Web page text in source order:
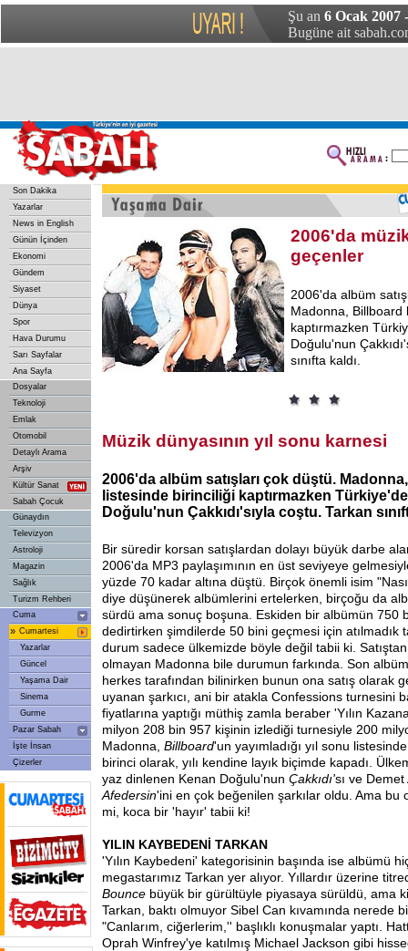
Şu an 6 Ocak 2007
Bugüne ait
Son Dakika
Yazarlar
News in English
Günün İçinden
Ekonomi
Gündem
Siyaset
Dünya
Spor
Hava Durumu
Sarı Sayfalar
Ana Sayfa
Dosyalar
Teknoloji
Emlak
Otomobil
Detaylı Arama
Arşiv
Kültür Sanat
Sabah Çocuk
Günaydın
Televizyon
Astroloji
Magazin
Sağlık
Turizm Rehberi
Cuma
» Cumartesi
Yazarlar
Güncel
Yaşama Dair
Sinema
Gurme
Pazar Sabah
İşte İnsan
Çizerler
2006'da
geçenler
2006'da albüm
Madonna, Billboard
kaptırmazken
Doğulu'nun
sınıfta kaldı.
Müzik dünyasının yıl sonu karnesi
2006'da albüm satışları çok düştü.
listesinde birinciliği kaptırmazken
Doğulu'nun Çakkıdı'sıyla coştu. Tarkan
Bir süredir korsan satışlardan dolayı büyük darbe
2006'da MP3 paylaşımının en üst seviyeye
yüzde 70 kadar altına düştü. Birçok önemli isim
diye düşünerek albümlerini ertelerken, birçoğu da
sürdü ama sonuç boşuna. Eskiden bir albümün 750
dedirtirken şimdilerde 50 bini geçmesi için atılmadık
durum sadece ülkemizde böyle değil tabii ki.
olmayan Madonna bile durumun farkında. Son
herkes tarafından bilinirken bunun ona satış olarak
uyanan şarkıcı, ani bir atakla Confessions turnesini
fiyatlarına yaptığı müthiş zamla beraber 'Yılın
milyon 208 bin 957 kişinin izlediği turnesiyle 200
Madonna, Billboard'un yayımladığı yıl sonu
birinci olarak, yılı kendine layık biçimde kapadı.
yaz dinlenen Kenan Doğulu'nun Çakkıdı'sı ve Demet
Afedersin'ini en çok beğenilen şarkılar oldu. Ama bu
mi, koca bir 'hayır' tabii ki!
YILIN KAYBEDENİ TARKAN
'Yılın Kaybedeni' kategorisinin başında ise albümü
megastarımız Tarkan yer alıyor. Yıllardır üzerine
Bounce büyük bir gürültüyle piyasaya sürüldü, ama
Tarkan, baktı olmuyor Sibel Can kıvamında nerede
"Canlarım, ciğerlerim,'' başlıklı konuşmalar yaptı.
Oprah Winfrey'ye katılmış Michael Jackson gibi